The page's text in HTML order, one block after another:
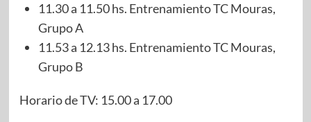
11.30 a 11.50 hs. Entrenamiento TC Mouras,
Grupo A
11.53 a 12.13 hs. Entrenamiento TC Mouras,
Grupo B
Horario de TV: 15.00 a 17.00